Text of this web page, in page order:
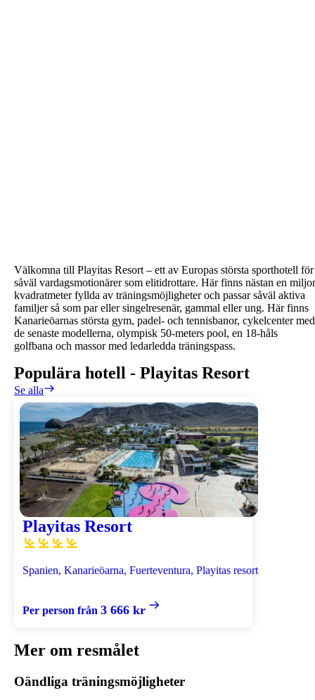
Välkomna till Playitas Resort – ett av Europas största sporthotell för
såväl vardagsmotionärer som elitidrottare. Här finns nästan en
kvadratmeter fyllda av träningsmöjligheter och passar såväl aktiva
familjer så som par eller singelresenär, gammal eller ung. Här finns
Kanarieöarnas största gym, padel- och tennisbanor, cykelcenter med
de senaste modellerna, olympisk 50-meters pool, en 18-håls
golfbana och massor med ledarledda träningspass.
Populära hotell - Playitas Resort
Se alla
Playitas Resort
Spanien, Kanarieöarna, Fuerteventura, Playitas resort
Per person från 3 666 kr
Mer om resmålet
Oändliga träningsmöjligheter